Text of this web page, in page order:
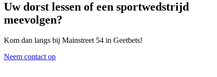
Uw dorst lessen of een sportwedstrijd
meevolgen?
Kom dan langs bij Mainstreet 54 in Geetbets!
Neem contact op